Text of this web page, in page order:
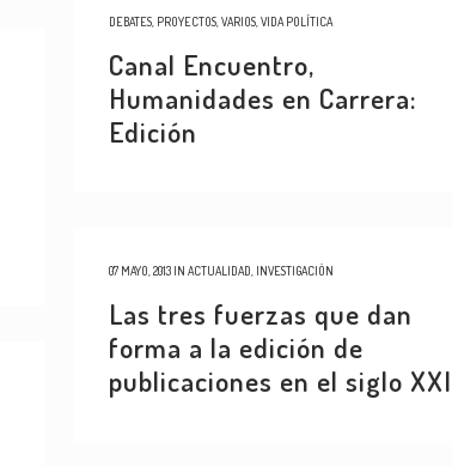
DEBATES PROYECTOS VARIOS VIDA POLÍTICA
Canal Encuentro,
Humanidades en Carrera:
Edición
07 MAYO, 2013 IN ACTUALIDAD INVESTIGACIÓN
Las tres fuerzas que dan
forma a la edición de
publicaciones en el siglo XXI